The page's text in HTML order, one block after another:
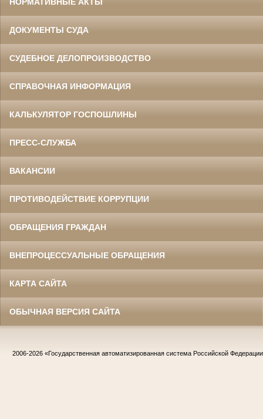
ДОКУМЕНТЫ СУДА
СУДЕБНОЕ ДЕЛОПРОИЗВОДСТВО
СПРАВОЧНАЯ ИНФОРМАЦИЯ
КАЛЬКУЛЯТОР ГОСПОШЛИНЫ
ПРЕСС-СЛУЖБА
ВАКАНСИИ
ПРОТИВОДЕЙСТВИЕ КОРРУПЦИИ
ОБРАЩЕНИЯ ГРАЖДАН
ВНЕПРОЦЕССУАЛЬНЫЕ ОБРАЩЕНИЯ
КАРТА САЙТА
ОБЫЧНАЯ ВЕРСИЯ САЙТА
2006-2026 «Государственная автоматизированная система Российской